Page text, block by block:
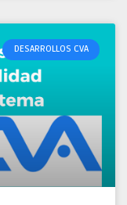
DESARROLLOS CVA